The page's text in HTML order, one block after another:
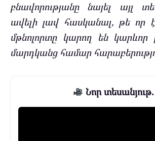
բնավորությանը նայել այլ
ավելի լավ հասկանալ, թե որ
մթնոլորտը կարող են կարևոր
մարդկանց համար
Նոր տեսանյութ.